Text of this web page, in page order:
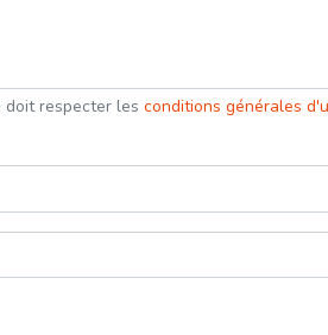
doit respecter les conditions générales